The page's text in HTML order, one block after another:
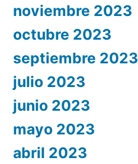
noviembre 2023
octubre 2023
septiembre 2023
julio 2023
junio 2023
mayo 2023
abril 2023